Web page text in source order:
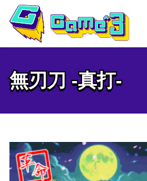
無刃刀 -真打-
無刃刀 -真打-